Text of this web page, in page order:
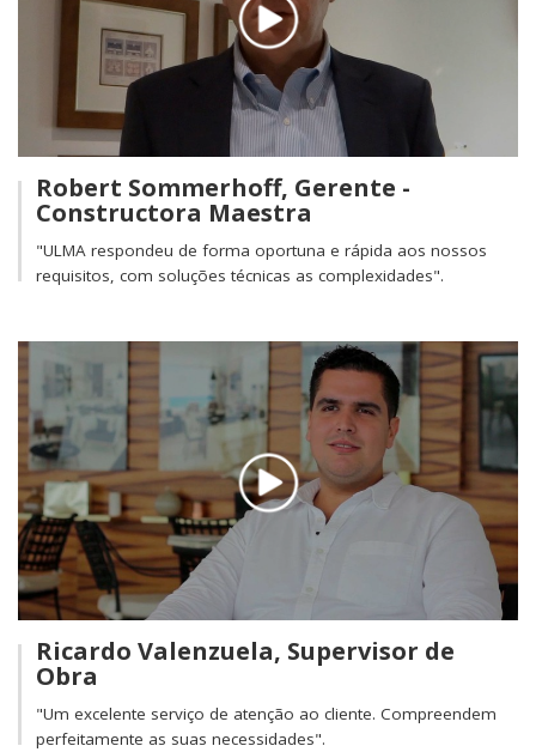
Robert Sommerhoff, Gerente -
Constructora Maestra
"ULMA respondeu de forma oportuna e rápida aos nossos
requisitos, com soluções técnicas as complexidades".
Ricardo Valenzuela, Supervisor de
Obra
"Um excelente serviço de atenção ao cliente. Compreendem
perfeitamente as suas necessidades".